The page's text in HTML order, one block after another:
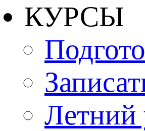
КУРСЫ
Летний